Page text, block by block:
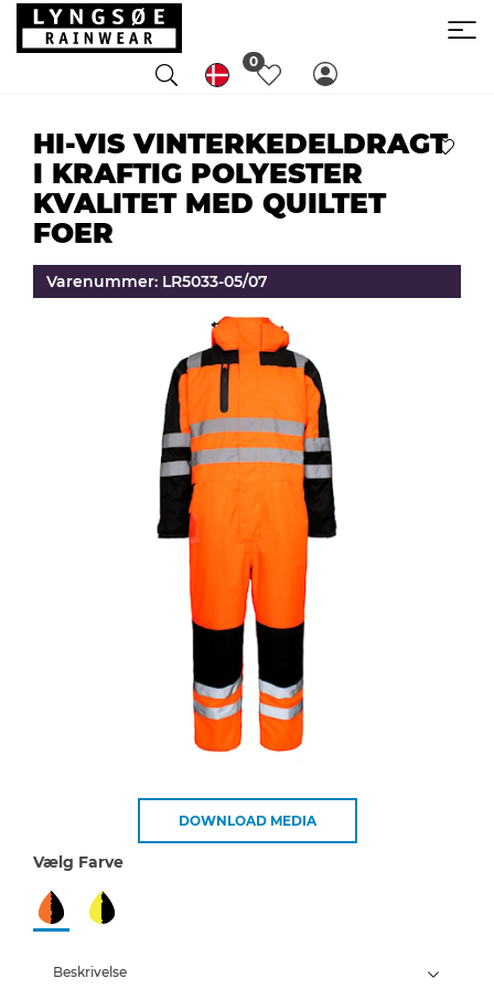
0
HI-VIS VINTERKEDELDRAGT
I KRAFTIG POLYESTER
KVALITET MED QUILTET
FOER
Varenummer: LR5033-05/07
DOWNLOAD MEDIA
Vælg Farve
Beskrivelse